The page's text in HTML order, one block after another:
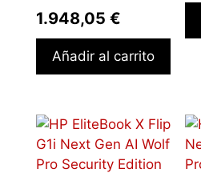
1.948,05 €
Añadir al carrito